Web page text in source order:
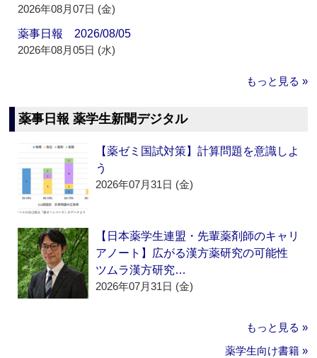
2026年08月07日 (金)
薬事日報 2026/08/05
2026年08月05日 (水)
もっと見る »
薬事日報 薬学生新聞デジタル
【薬ゼミ国試対策】計算問題を意識しよ
う
2026年07月31日 (金)
【日本薬学生連盟・先輩薬剤師のキャリ
アノート】広がる漢方薬研究の可能性
ツムラ漢方研究…
2026年07月31日 (金)
もっと見る »
薬学生向け書籍 »